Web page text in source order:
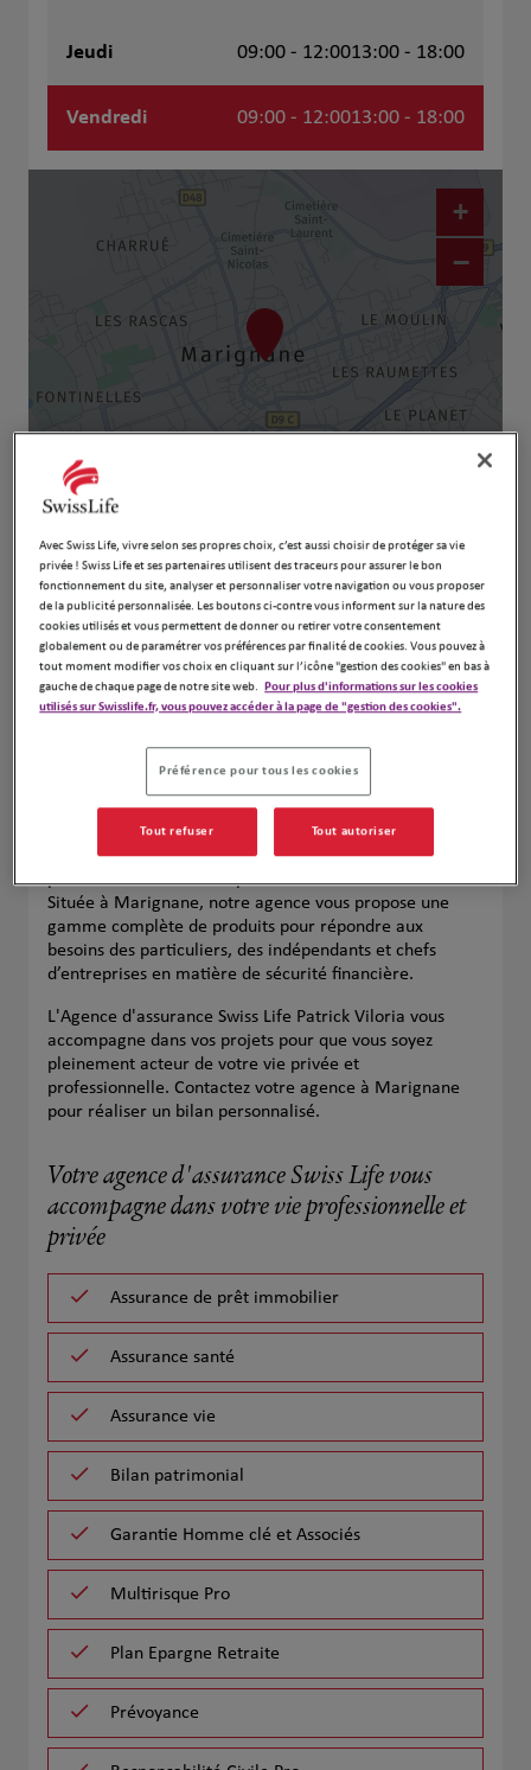
Jeudi 09:00 - 12:0013:00 - 18:00
Vendredi 09:00 - 12:0013:00 - 18:00
+
−
Leaflet| Map ©2026HERE
Votre agence Swiss Life à Marignane est votre
partenaire de confiance pour toutes vos assurances.
Située à Marignane, notre agence vous propose une
gamme complète de produits pour répondre aux
besoins des particuliers, des indépendants et chefs
d’entreprises en matière de sécurité financière.
L'Agence d'assurance Swiss Life Patrick Viloria vous
accompagne dans vos projets pour que vous soyez
pleinement acteur de votre vie privée et
professionnelle. Contactez votre agence à Marignane
pour réaliser un bilan personnalisé.
Votre agence d'assurance Swiss Life vous
accompagne dans votre vie professionnelle et
privée
Assurance de prêt immobilier
Assurance santé
Assurance vie
Bilan patrimonial
Garantie Homme clé et Associés
Multirisque Pro
Plan Epargne Retraite
Prévoyance
Avec Swiss Life, vivre selon ses propres choix, c’est aussi choisir de protéger sa vie
privée ! Swiss Life et ses partenaires utilisent des traceurs pour assurer le bon
fonctionnement du site, analyser et personnaliser votre navigation ou vous proposer
de la publicité personnalisée. Les boutons ci-contre vous informent sur la nature des
cookies utilisés et vous permettent de donner ou retirer votre consentement
globalement ou de paramétrer vos préférences par finalité de cookies. Vous pouvez à
tout moment modifier vos choix en cliquant sur l’icône "gestion des cookies" en bas à
gauche de chaque page de notre site web. Pour plus d'informations sur les cookies
utilisés sur Swisslife.fr, vous pouvez accéder à la page de "gestion des cookies".
Préférence pour tous les cookies
Tout refuser Tout autoriser